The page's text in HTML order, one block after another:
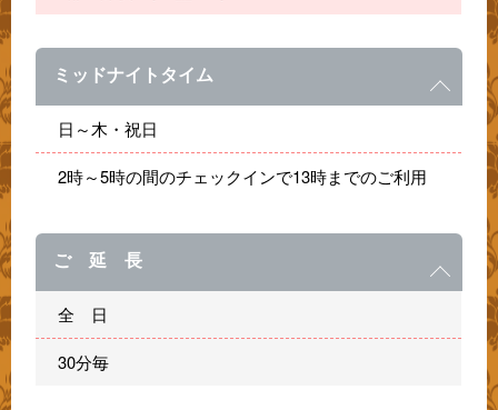
ミッドナイトタイム
日～木・祝日
2時～5時の間のチェックインで13時までのご利用
ご 延 長
全 日
30分毎